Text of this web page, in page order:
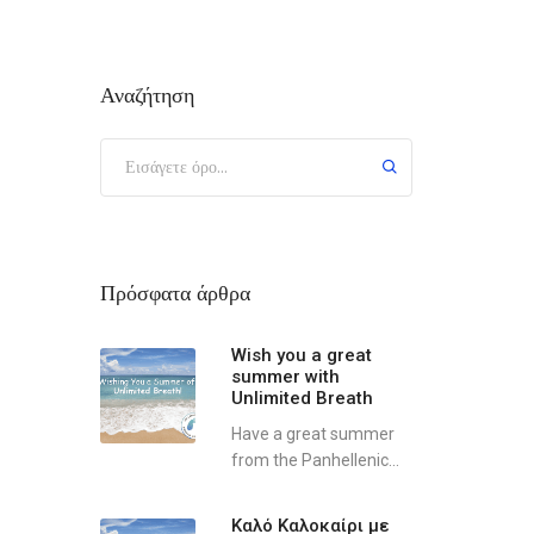
Αναζήτηση
Πρόσφατα άρθρα
Wish you a great
summer with
Unlimited Breath
Have a great summer
from the Panhellenic...
Καλό Καλοκαίρι με